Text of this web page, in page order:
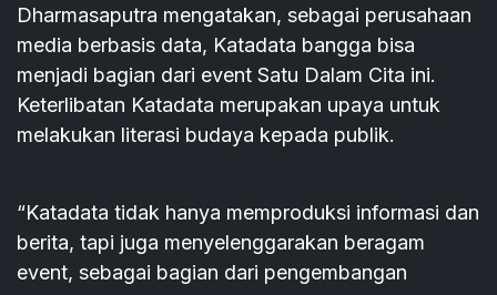
Dharmasaputra mengatakan, sebagai perusahaan
media berbasis data, Katadata bangga bisa
menjadi bagian dari event Satu Dalam Cita ini.
Keterlibatan Katadata merupakan upaya untuk
melakukan literasi budaya kepada publik.
“Katadata tidak hanya memproduksi informasi dan
berita, tapi juga menyelenggarakan beragam
event, sebagai bagian dari pengembangan